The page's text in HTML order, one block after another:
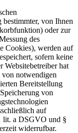
von Ihnen
oder zur
des
Cookies), werden auf
sofern keine
Websitebetreiber hat
von notwendigen
Bereitstellung
von
auf
lit. a DSGVO und §
widerrufbar.